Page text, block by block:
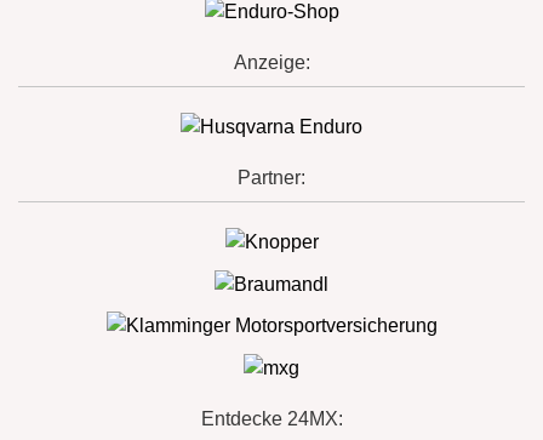
Anzeige:
Partner:
Entdecke 24MX: